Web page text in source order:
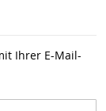
Ihrer E-Mail-